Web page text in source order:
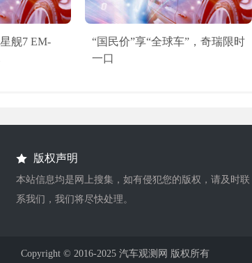
舰7 EM-
“国民价”享“全球车”，奇瑞限时
一口
版权声明
本站信息均是网上搜集，如有侵犯您的版权，请及时联
系我们，我们将尽快处理。
Copyright © 2016-2025 汽车观测网 版权所有